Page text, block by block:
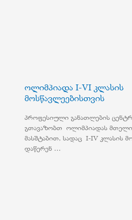
ოლიმპიადა I-VI კლასის
მოსწავლეებისთვის
პროფესიული განათლების
გთავაზობთ ოლიმპიადას
მასშტაბით, სადაც I-IV კლასის
დაწერენ …